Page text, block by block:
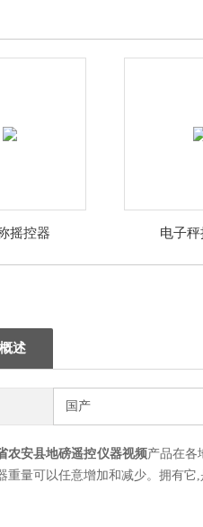
摇控器 电子
述
国产
农安县地磅遥控仪器视频产品在各
重量可以任意增加和减少。拥有它,